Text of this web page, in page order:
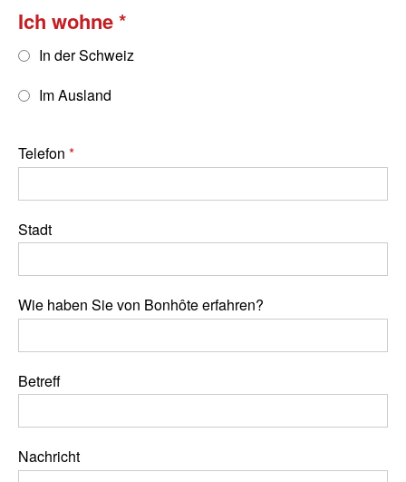
Ich wohne
In der Schweiz
Im Ausland
Telefon
Stadt
Wie haben Sie von Bonhôte erfahren?
Betreff
Nachricht